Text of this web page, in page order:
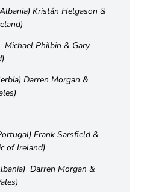
Kristán Helgason &
Philbin & Gary
Darren Morgan &
Frank Sarsfield &
of Ireland)
Darren Morgan &